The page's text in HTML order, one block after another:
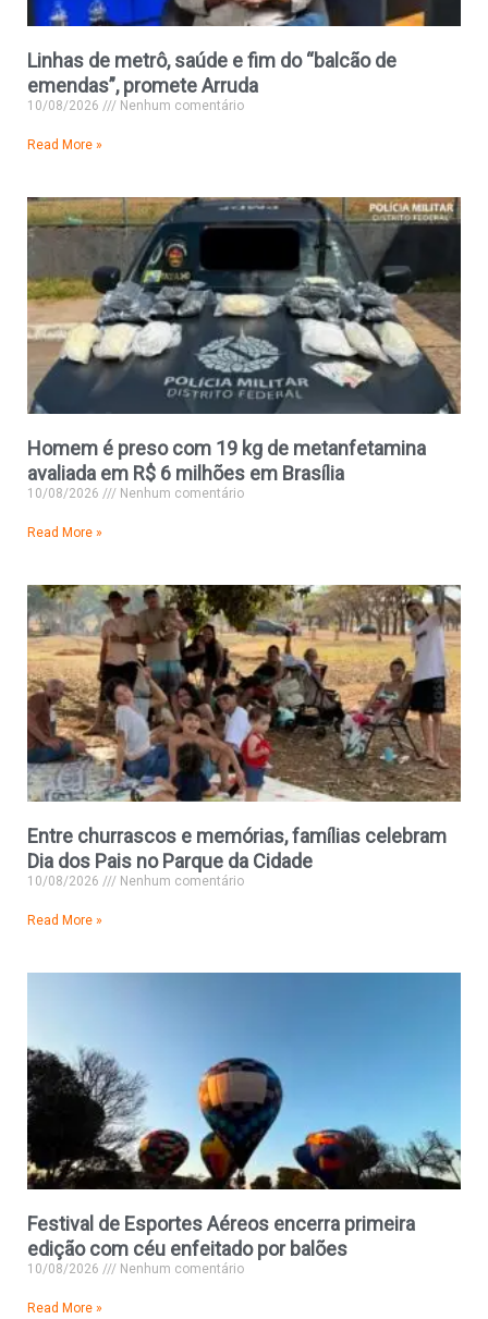
Linhas de metrô, saúde e fim do “balcão de
emendas”, promete Arruda
10/08/2026 Nenhum comentário
Read More »
Homem é preso com 19 kg de metanfetamina
avaliada em R$ 6 milhões em Brasília
10/08/2026 Nenhum comentário
Read More »
Entre churrascos e memórias, famílias celebram
Dia dos Pais no Parque da Cidade
10/08/2026 Nenhum comentário
Read More »
Festival de Esportes Aéreos encerra primeira
edição com céu enfeitado por balões
10/08/2026 Nenhum comentário
Read More »